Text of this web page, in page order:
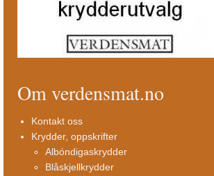
Om verdensmat.no
Kontakt oss
Krydder, oppskrifter
Albóndigaskrydder
Blåskjellkrydder